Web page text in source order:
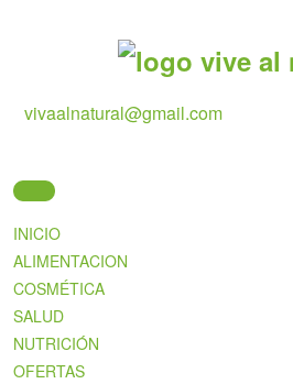
vivaalnatural@gmail.com
INICIO
ALIMENTACION
COSMÉTICA
SALUD
NUTRICIÓN
OFERTAS